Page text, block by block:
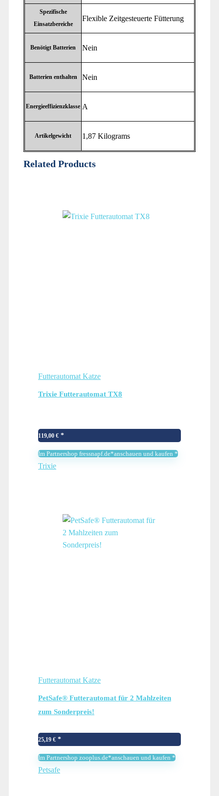
Spezifische
Einsatzbereiche
‎Flexible Zeitgesteuerte Fütterung
Benötigt Batterien ‎Nein
Batterien enthalten ‎Nein
Energieeffizienzklasse ‎A
Artikelgewicht ‎1,87 Kilograms
Related Products
Futterautomat Katze
Trixie Futterautomat TX8
119,00 €
Im Partnershop fressnapf.de*anschauen und kaufen *
Trixie
Futterautomat Katze
PetSafe® Futterautomat für 2 Mahlzeiten
zum Sonderpreis!
25,19 €
Im Partnershop zooplus.de*anschauen und kaufen *
Petsafe